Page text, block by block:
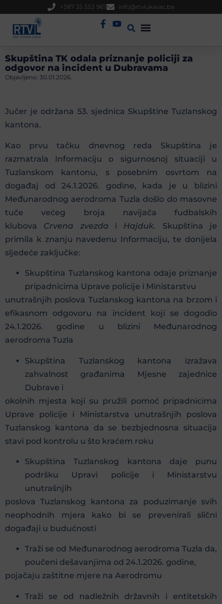
+387 35 553 967 info@rtvlukavac.ba
Skupština TK odala priznanje policiji za
odgovor na incident u Dubravama
Objavljeno: 30.01.2026.
Jučer je održana 53. sjednica Skupštine Tuzlanskog
kantona.
Kao prvu tačku dnevnog reda Skupština je
razmatrala Informaciju o sigurnosnoj situaciji u
Tuzlanskom kantonu, s posebnim osvrtom na
događaj od 24.1.2026. godine, kada je u blizini
Međunarodnog aerodroma Tuzla došlo do masovne
tuče većeg broja navijača fudbalskih
klubova Crvena zvezda i Hajduk. Skupština je
primila k znanju navedenu Informaciju, te donijela
sljedeće zaključke:
Skupština Tuzlanskog kantona odaje priznanje
pripadnicima Uprave policije i Ministarstvu
unutrašnjih poslova Tuzlanskog kantona na brzom i
efikasnom odgovoru na incident koji se dogodio
24.1.2026. godine u blizini Međunarodnog
aerodroma Tuzla
Skupština Tuzlanskog kantona izražava
zahvalnost građanima Mjesne zajednice
Dubrave i
okolnih mjesta koji su pružili pomoć pripadnicima
Uprave policije i Ministarstva unutrašnjih poslova
Tuzlanskog kantona da se bezbjednosna situacija
stavi pod kontrolu u što kraćem roku
Skupština Tuzlanskog kantona daje punu
podršku Upravi policije i Ministarstvu
unutrašnjih
poslova Tuzlanskog kantona za poduzimanje svih
neophodnih mjera kako bi se prevenirali slični
događaji u budućnosti
Traži se od Međunarodnog aerodroma Tuzla da,
poučeni dešavanjima od 24.1.2026. godine,
pojačaju zaštitne mjere na Aerodromu
Traži se od nadležnih državnih i entitetskih